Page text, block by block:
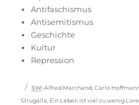
amAntifaschismus
Antisemitismus
Geschichte
Kultur
Repression
Schlagwörter
SW: Alfred Marchand ,Carlo
Strugalla Ein Leben ist viel zu wenig